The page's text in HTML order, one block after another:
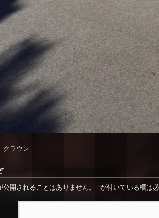
ラウン
公開されることはありません。 *が付いている欄は